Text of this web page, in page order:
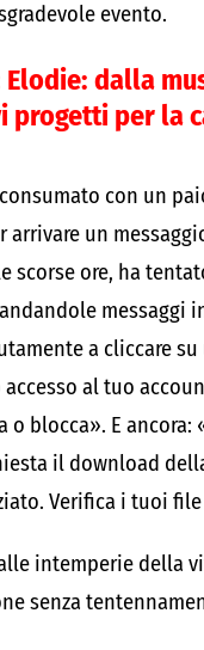
evento.
Elodie: dalla
progetti per la
con un
arrivare un
scorse ore, ha
messaggi
a cliccare
accesso al tuo
o blocca». E ancora:
il download
Verifica i tuoi
intemperie della
senza